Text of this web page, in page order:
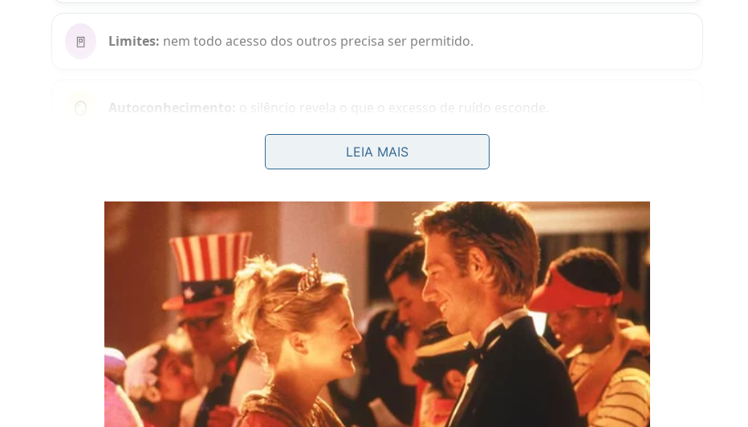
🚪 Limites: nem todo acesso dos outros precisa ser permitido.
🪞 Autoconhecimento: o silêncio revela o que o excesso de ruído esconde.
O que era a arrière-boutique nos Ensaios?
Ensaios, Montaigne usa a ideia daarrière-boutique, uma espécie de sala dos fundos da alma, onde a
pessoa preserva sua liberdade mais íntima. Ali, ela não precisa representar papéis, agradar expectativas
silêncio.
Essa imagem é poderosa porque não exige isolamento total. Montaigne não propõe abandonar família,
trabalho ou sociedade, mas criar uma reserva interior para que a pessoa não seja totalmente consumida
por deveres, opiniões alheias epressões cotidianas.
LEIA MAIS